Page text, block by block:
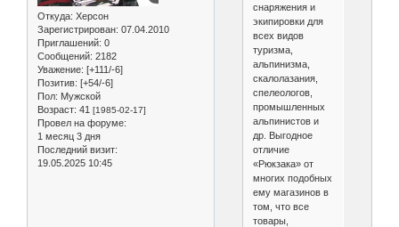
Откуда: Херсон
Зарегистрирован: 07.04.2010
Приглашений: 0
Сообщений: 2182
Уважение: [+111/-6]
Позитив: [+54/-6]
Пол: Мужской
Возраст: 41 [1985-02-17]
Провел на форуме:
1 месяц 3 дня
Последний визит:
19.05.2025 10:45
снаряжения и
экипировки для
всех видов
туризма,
альпинизма,
скалолазания,
спелеологов,
промышленных
альпинистов и
др. Выгодное
отличие
«Рюкзака» от
многих подобных
ему магазинов в
том, что все
товары,